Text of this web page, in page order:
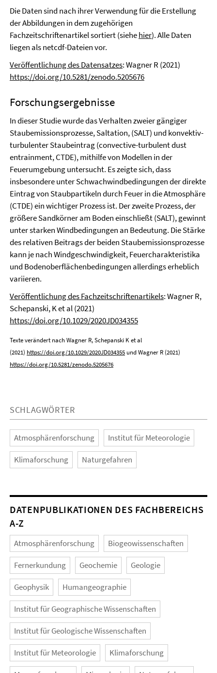
Die Daten sind nach ihrer Verwendung für die Erstellung
der Abbildungen in dem zugehörigen
Fachzeitschriftenartikel sortiert (siehehier). Alle Daten
liegen als netcdf-Dateien vor.
Veröffentlichung des Datensatzes: Wagner R (2021)
https://doi.org/10.5281/zenodo.5205676
Forschungsergebnisse
In dieser Studie wurde das Verhalten zweier gängiger
Staubemissionsprozesse, Saltation, (SALT) und konvektiv-
turbulenter Staubeintrag (convective-turbulent dust
entrainment, CTDE), mithilfe von Modellen in der
Feuerumgebung untersucht. Es zeigte sich, dass
insbesondere unter Schwachwindbedingungen der direkte
Eintrag von Staubpartikeln durch Feuer in die Atmosphäre
(CTDE) ein wichtiger Prozess ist. Der zweite Prozess, der
größere Sandkörner am Boden einschließt (SALT), gewinnt
unter starken Windbedingungen an Bedeutung. Die Stärke
des relativen Beitrags der beiden Staubemissionsprozesse
kann je nach Windgeschwindigkeit, Feuercharakteristika
und Bodenoberflächenbedingungen allerdings erheblich
variieren.
Veröffentlichung des Fachzeitschriftenartikels: Wagner R,
Schepanski, K et al (2021)
https://doi.org/10.1029/2020JD034355
Texte verändert nach Wagner R, Schepanski K et al
(2021) https://doi.org/10.1029/2020JD034355 und Wagner R (2021)
https://doi.org/10.5281/zenodo.5205676
SCHLAGWÖRTER
Atmosphärenforschung Institut für Meteorologie
Klimaforschung Naturgefahren
DATENPUBLIKATIONEN DES FACHBEREICHS
A-Z
Atmosphärenforschung Biogeowissenschaften
Fernerkundung Geochemie Geologie
Geophysik Humangeographie
Institut für Geographische Wissenschaften
Institut für Geologische Wissenschaften
Institut für Meteorologie Klimaforschung